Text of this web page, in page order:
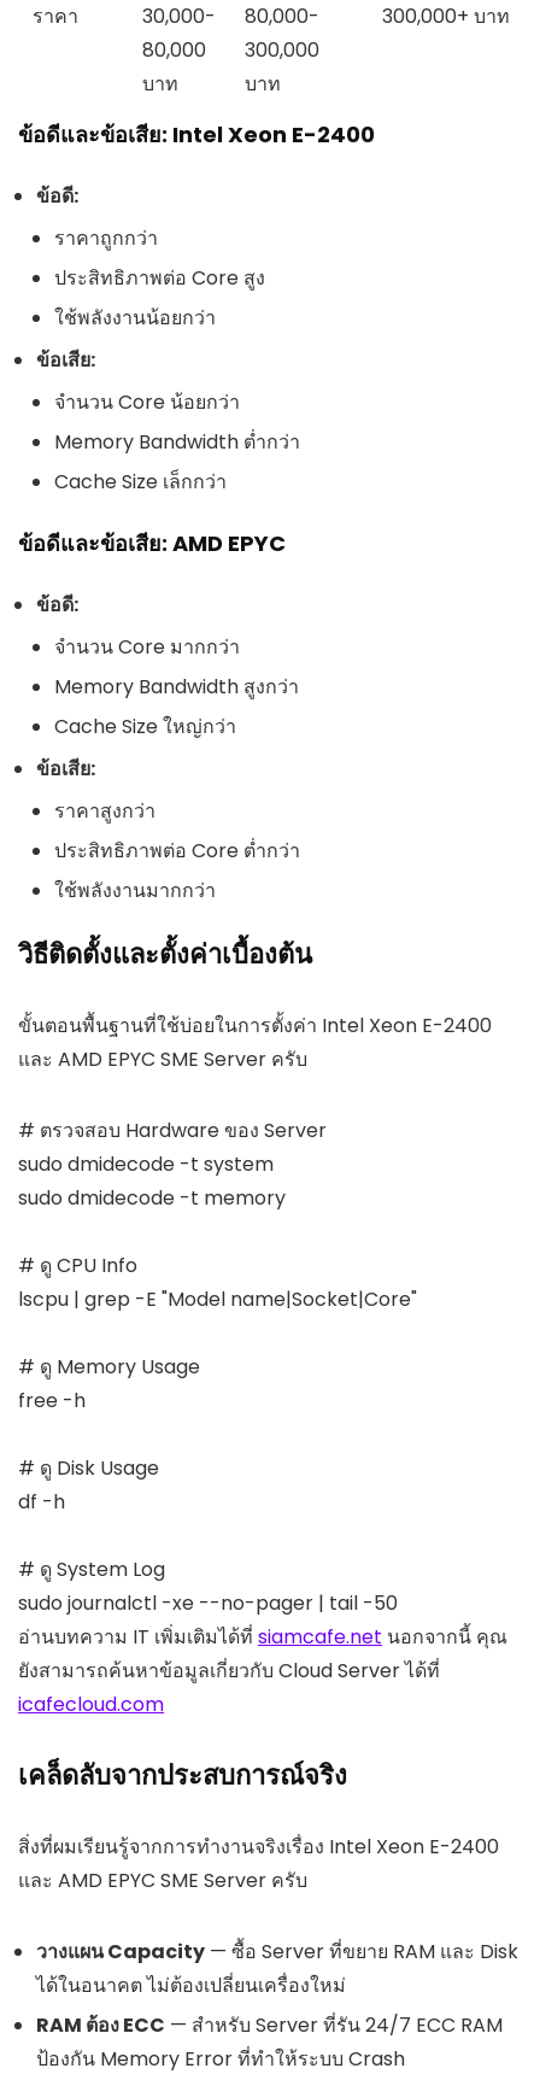
ราคา
30,000-
80,000
บาท
80,000-
300,000
บาท
300,000+ บาท
ข้อดีและข้อเสีย: Intel Xeon E-2400
ข้อดี:
ราคาถูกกว่า
ประสิทธิภาพต่อ Core สูง
ใช้พลังงานน้อยกว่า
ข้อเสีย:
จำนวน Core น้อยกว่า
Memory Bandwidth ต่ำกว่า
Cache Size เล็กกว่า
ข้อดีและข้อเสีย: AMD EPYC
ข้อดี:
จำนวน Core มากกว่า
Memory Bandwidth สูงกว่า
Cache Size ใหญ่กว่า
ข้อเสีย:
ราคาสูงกว่า
ประสิทธิภาพต่อ Core ต่ำกว่า
ใช้พลังงานมากกว่า
วิธีติดตั้งและตั้งค่าเบื้องต้น
ขั้นตอนพื้นฐานที่ใช้บ่อยในการตั้งค่า Intel Xeon E-2400
และ AMD EPYC SME Server ครับ
# ตรวจสอบ Hardware ของ Server
sudo dmidecode -t system
sudo dmidecode -t memory
# ดู CPU Info
lscpu | grep -E "Model name|Socket|Core"
# ดู Memory Usage
free -h
# ดู Disk Usage
df -h
# ดู System Log
sudo journalctl -xe --no-pager | tail -50
อ่านบทความ IT เพิ่มเติมได้ที่ siamcafe.net นอกจากนี้ คุณ
ยังสามารถค้นหาข้อมูลเกี่ยวกับ Cloud Server ได้ที่
icafecloud.com
เคล็ดลับจากประสบการณ์จริง
สิ่งที่ผมเรียนรู้จากการทำงานจริงเรื่อง Intel Xeon E-2400
และ AMD EPYC SME Server ครับ
วางแผน Capacity — ซื้อ Server ที่ขยาย RAM และ Disk
ได้ในอนาคต ไม่ต้องเปลี่ยนเครื่องใหม่
RAM ต้อง ECC — สำหรับ Server ที่รัน 24/7 ECC RAM
ป้องกัน Memory Error ที่ทำให้ระบบ Crash